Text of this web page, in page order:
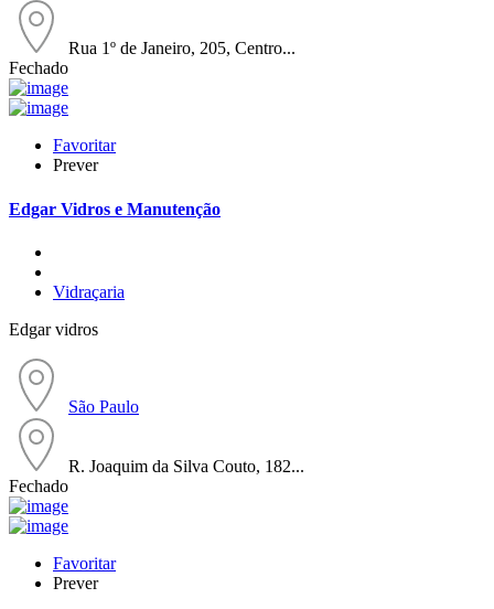
Rua 1º de Janeiro, 205, Centro...
Fechado
Favoritar
Prever
Edgar Vidros e Manutenção
Vidraçaria
Edgar vidros
São Paulo
R. Joaquim da Silva Couto, 182...
Fechado
Favoritar
Prever